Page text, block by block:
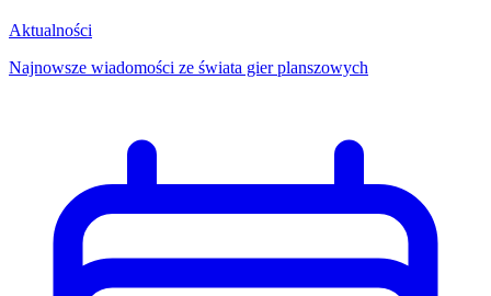
Aktualności
Najnowsze wiadomości ze świata gier planszowych